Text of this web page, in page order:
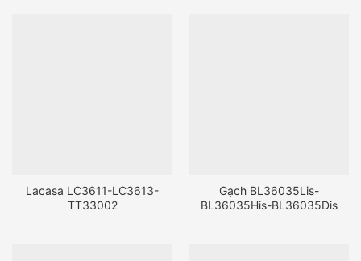
Lacasa LC3611-LC3613-
TT33002
Gạch BL36035Lis-
BL36035His-BL36035Dis